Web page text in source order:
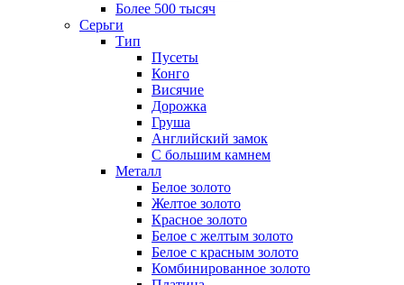
Более 500 тысяч
Серьги
Тип
Пусеты
Конго
Висячие
Дорожка
Груша
Английский замок
С большим камнем
Металл
Белое золото
Желтое золото
Красное золото
Белое с желтым золото
Белое с красным золото
Комбинированное золото